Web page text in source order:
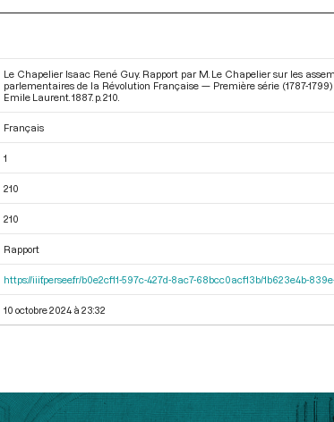
Le Chapelier Isaac René Guy. Rapport par M. Le Chapelier sur les
parlementaires de la Révolution Française — Première série (1787-
Emile Laurent. 1887. p. 210.
Français
1
210
210
Rapport
https://iiif.persee.fr/b0e2cf11-597c-427d-8ac7-68bcc0acf13b/1b623e4b-
10 octobre 2024 à 23:32